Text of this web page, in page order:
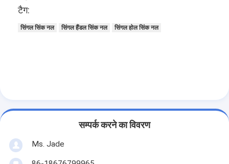
टैग:
सिंगल सिंक नल सिंगल हैंडल सिंक नल सिंगल होल सिंक नल
सम्पर्क करने का विवरण
Ms. Jade